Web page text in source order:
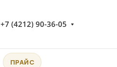
+7 (4212) 90-36-05
ПРАЙС